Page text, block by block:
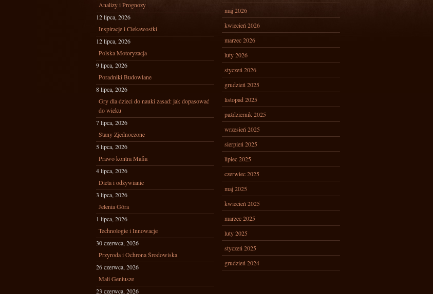
Analizy i Prognozy
12 lipca, 2026
Inspiracje i Ciekawostki
12 lipca, 2026
Polska Motoryzacja
9 lipca, 2026
Poradniki Budowlane
8 lipca, 2026
Gry dla dzieci do nauki zasad: jak dopasować
do wieku
7 lipca, 2026
Stany Zjednoczone
5 lipca, 2026
Prawo kontra Mafia
4 lipca, 2026
Dieta i odżywianie
3 lipca, 2026
Jelenia Góra
1 lipca, 2026
Technologie i Innowacje
30 czerwca, 2026
Przyroda i Ochrona Środowiska
26 czerwca, 2026
Mali Geniusze
23 czerwca, 2026
maj 2026
kwiecień 2026
marzec 2026
luty 2026
styczeń 2026
grudzień 2025
listopad 2025
październik 2025
wrzesień 2025
sierpień 2025
lipiec 2025
czerwiec 2025
maj 2025
kwiecień 2025
marzec 2025
luty 2025
styczeń 2025
grudzień 2024